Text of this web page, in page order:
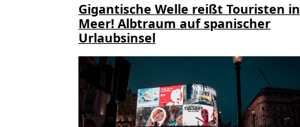
Gigantische Welle reißt Touristen
Meer! Albtraum auf spanischer
Urlaubsinsel